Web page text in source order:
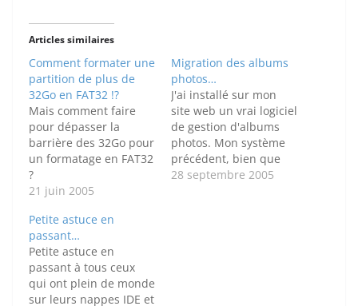
Articles similaires
Comment formater une
partition de plus de
32Go en FAT32 !?
Mais comment faire
pour dépasser la
barrière des 32Go pour
un formatage en FAT32
?
21 juin 2005
Migration des albums
photos…
J'ai installé sur mon
site web un vrai logiciel
de gestion d'albums
photos. Mon système
précédent, bien que
pratique car rapide,
28 septembre 2005
Petite astuce en
passant…
Petite astuce en
passant à tous ceux
qui ont plein de monde
sur leurs nappes IDE et